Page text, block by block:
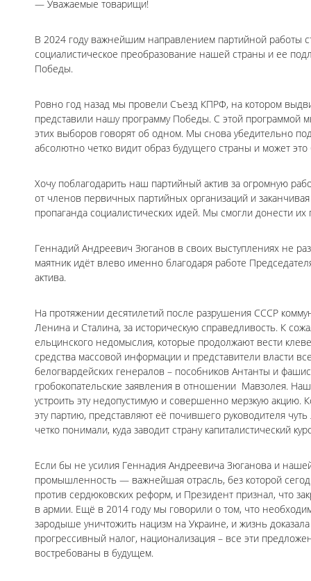
— Уважаемые товарищи!
В 2024 году важнейшим направлением партийной работы
социалистическое преобразование нашей страны и ее
Победы.
Ровно год назад мы провели Съезд КПРФ, на котором
представили нашу программу Победы. С этой программой
этих выборов говорят об одном. Мы снова убедительно
абсолютно четко видит образ будущего страны и может
Хочу поблагодарить наш партийный актив за огромную
от членов первичных партийных организаций и
пропаганда социалистических идей. Мы смогли донести их
Геннадий Андреевич Зюганов в своих выступлениях не
маятник идёт влево именно благодаря работе
актива.
На протяжении десятилетий после разрушения СССР
Ленина и Сталина, за историческую справедливость. К
ельцинского недомыслия, которые продолжают вести
средства массовой информации и представители власти
белогвардейских генералов – пособников Антанты и
гробокопательские заявления в отношении Мавзолея.
устроить эту недопустимую и совершенно мерзкую акцию.
эту партию, представляют её почившего руководителя
четко понимали, куда заводит страну капиталистический
Если бы не усилия Геннадия Андреевича Зюганова и
промышленность — важнейшая отрасль, без которой
против сердюковских реформ, и Президент признал, что
в армии. Ещё в 2014 году мы говорили о том, что
зародыше уничтожить нацизм на Украине, и жизнь
прогрессивный налог, национализация – все эти
востребованы в будущем.